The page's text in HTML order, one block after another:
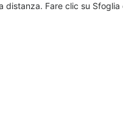
distanza. Fare clic su Sfoglia